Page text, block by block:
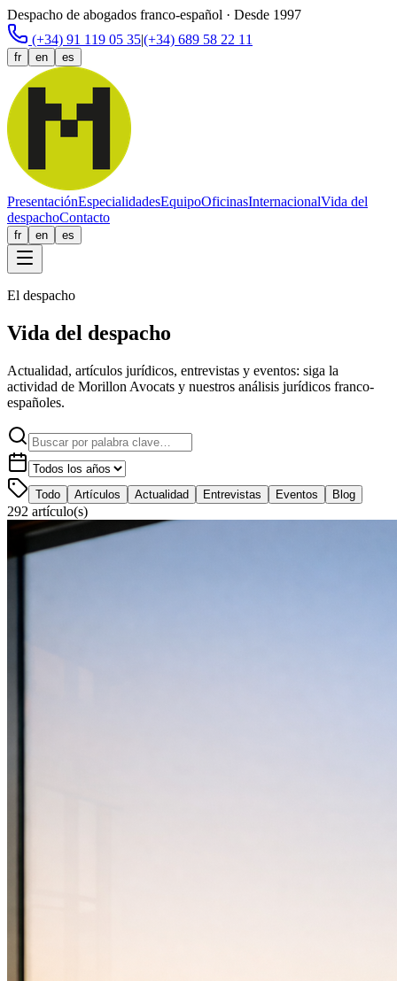
Despacho de abogados franco-español · Desde 1997
(+34) 91 119 05 35|(+34) 689 58 22 11
fr en es
PresentaciónEspecialidadesEquipoOficinasInternacionalVida del
despachoContacto
fr en es
El despacho
Vida del despacho
Actualidad, artículos jurídicos, entrevistas y eventos: siga la
actividad de Morillon Avocats y nuestros análisis jurídicos franco-
españoles.
Todo Artículos Actualidad Entrevistas Eventos Blog
292 artículo(s)